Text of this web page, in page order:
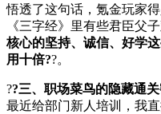
悟透了这句话，氪金玩家
《三字经》里有些君臣父
核心的坚持、诚信、好学
用十倍??。
??三、职场菜鸟的隐藏通
最近给部门新人培训，我